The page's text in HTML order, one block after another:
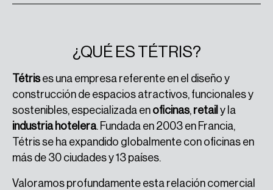
¿QUÉ ES TÉTRIS?
Tétrises una empresa referente en el diseño y
construcción de espacios atractivos, funcionales y
sostenibles, especializada en oficinas, retail y la
industria hotelera. Fundada en 2003 en Francia,
Tétris se ha expandido globalmente con oficinas en
más de 30 ciudades y 13 países.
Valoramos profundamente esta relación comercial